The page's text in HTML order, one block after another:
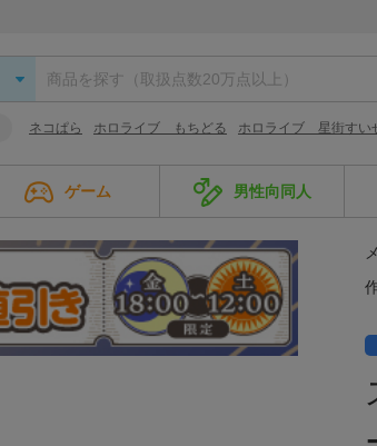
ネコぱら ホロライブ もちどる ホロライブ 星街すい
ゲーム 男性向同人